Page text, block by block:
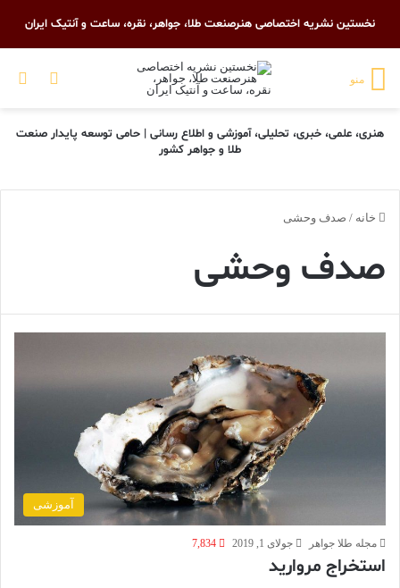
نخستین نشریه اختصاصی هنرصنعت طلا، جواهر، نقره، ساعت و آنتیک ایران
تغییر منو
هنری، علمی، خبری، تحلیلی، آموزشی و اطلاع رسانی | حامی توسعه پایدار صنعت
طلا و جواهر کشور
خانه / صدف وحشی
صدف وحشی
آموزشی
مجله طلا جواهر جولای 1, 2019 7,834
استخراج مرواريد